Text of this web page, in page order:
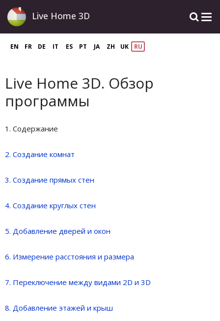
Live Home 3D
EN FR DE IT ES PT JA ZH UK RU
Live Home 3D. Обзор
программы
1. Содержание
2. Создание комнат
3. Создание прямых стен
4. Создание круглых стен
5. Добавление дверей и окон
6. Измерение расстояния и размера
7. Переключение между видами 2D и 3D
8. Добавление этажей и крыш